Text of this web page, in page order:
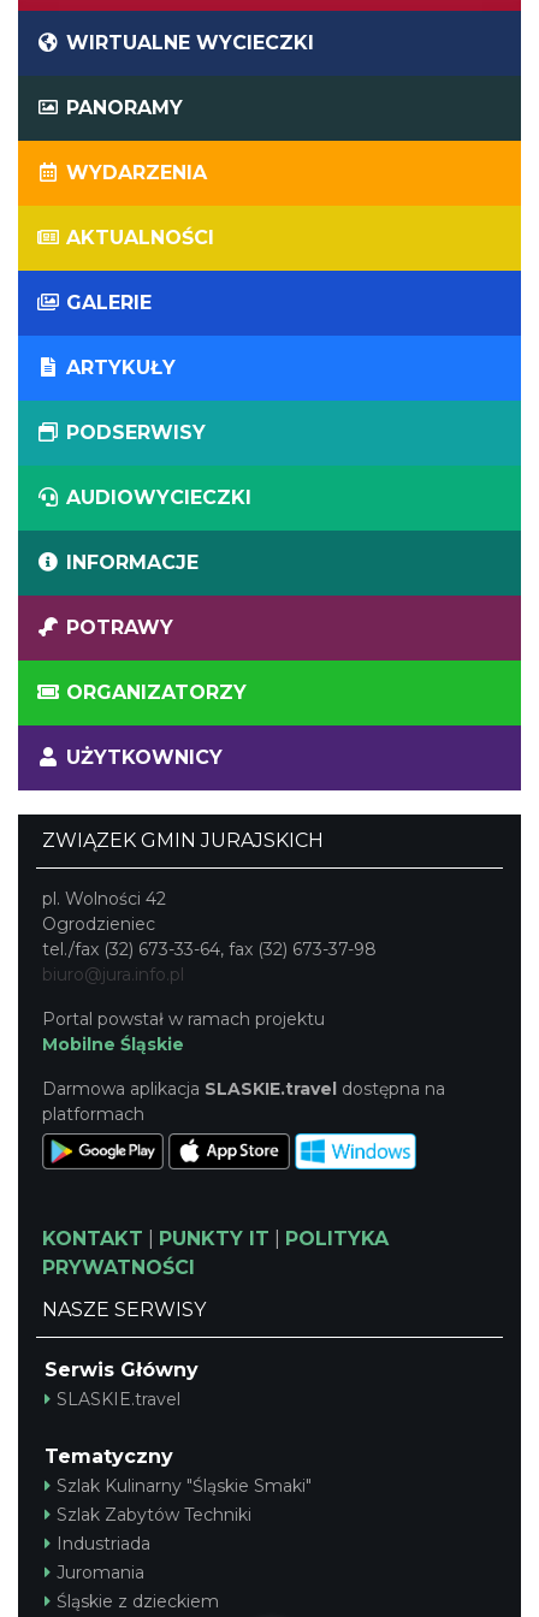
WIRTUALNE WYCIECZKI
PANORAMY
WYDARZENIA
AKTUALNOŚCI
GALERIE
ARTYKUŁY
PODSERWISY
AUDIOWYCIECZKI
INFORMACJE
POTRAWY
ORGANIZATORZY
UŻYTKOWNICY
ZWIĄZEK GMIN JURAJSKICH
pl. Wolności 42
Ogrodzieniec
tel./fax (32) 673-33-64, fax (32) 673-37-98
biuro@jura.info.pl
Portal powstał w ramach projektu
Mobilne Śląskie
Darmowa aplikacja SLASKIE.travel dostępna na
platformach
KONTAKT PUNKTY IT
POLITYKA
PRYWATNOŚCI
NASZE SERWISY
Serwis Główny
SLASKIE.travel
Tematyczny
Szlak Kulinarny "Śląskie Smaki"
Szlak Zabytów Techniki
Industriada
Juromania
Śląskie z dzieckiem